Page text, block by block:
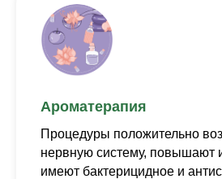
Ароматерапия
Процедуры положительно
нервную систему, повышают
имеют бактерицидное и